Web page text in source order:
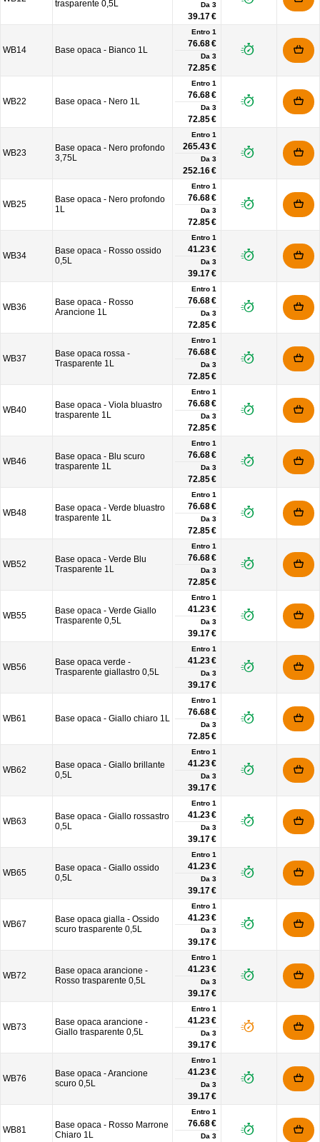
trasparente 0,5L Da 3
39.17 €
WB14 Base opaca - Bianco 1L
Entro 1
76.68 €
Da 3
72.85 €
WB22 Base opaca - Nero 1L
Entro 1
76.68 €
Da 3
72.85 €
WB23
Base opaca - Nero profondo
3,75L
Entro 1
265.43 €
Da 3
252.16 €
WB25
Base opaca - Nero profondo
1L
Entro 1
76.68 €
Da 3
72.85 €
WB34
Base opaca - Rosso ossido
0,5L
Entro 1
41.23 €
Da 3
39.17 €
WB36
Base opaca - Rosso
Arancione 1L
Entro 1
76.68 €
Da 3
72.85 €
WB37
Base opaca rossa -
Trasparente 1L
Entro 1
76.68 €
Da 3
72.85 €
WB40
Base opaca - Viola bluastro
trasparente 1L
Entro 1
76.68 €
Da 3
72.85 €
WB46
Base opaca - Blu scuro
trasparente 1L
Entro 1
76.68 €
Da 3
72.85 €
WB48
Base opaca - Verde bluastro
trasparente 1L
Entro 1
76.68 €
Da 3
72.85 €
WB52
Base opaca - Verde Blu
Trasparente 1L
Entro 1
76.68 €
Da 3
72.85 €
WB55
Base opaca - Verde Giallo
Trasparente 0,5L
Entro 1
41.23 €
Da 3
39.17 €
WB56
Base opaca verde -
Trasparente giallastro 0,5L
Entro 1
41.23 €
Da 3
39.17 €
WB61 Base opaca - Giallo chiaro 1L
Entro 1
76.68 €
Da 3
72.85 €
WB62
Base opaca - Giallo brillante
0,5L
Entro 1
41.23 €
Da 3
39.17 €
WB63
Base opaca - Giallo rossastro
0,5L
Entro 1
41.23 €
Da 3
39.17 €
WB65
Base opaca - Giallo ossido
0,5L
Entro 1
41.23 €
Da 3
39.17 €
WB67
Base opaca gialla - Ossido
scuro trasparente 0,5L
Entro 1
41.23 €
Da 3
39.17 €
WB72
Base opaca arancione -
Rosso trasparente 0,5L
Entro 1
41.23 €
Da 3
39.17 €
WB73
Base opaca arancione -
Giallo trasparente 0,5L
Entro 1
41.23 €
Da 3
39.17 €
WB76
Base opaca - Arancione
scuro 0,5L
Entro 1
41.23 €
Da 3
39.17 €
WB81
Base opaca - Rosso Marrone
Chiaro 1L
Entro 1
76.68 €
Da 3